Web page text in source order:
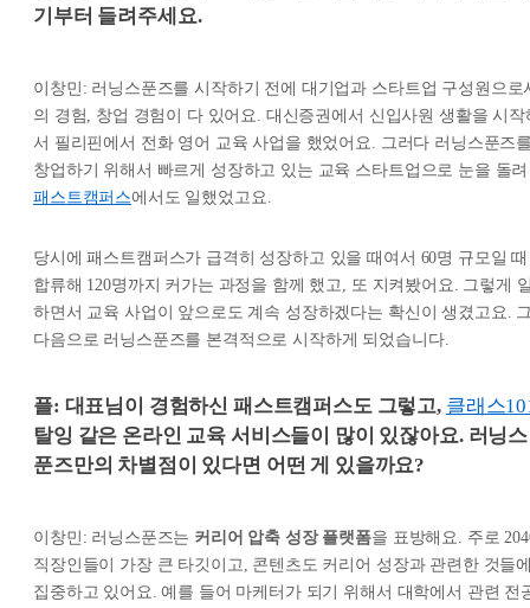
기부터 들려주세요.
이창민: 러닝스푼즈를 시작하기 전에 대기업과 스타트업 구성원으로
의 경험, 창업 경험이 다 있어요. 대신증권에서 신입사원 생활을 시작
서 필리핀에서 전화 영어 교육 사업을 했었어요. 그러다 러닝스푼즈
창업하기 위해서 빠르게 성장하고 있는 교육 스타트업으로 눈을 돌려
패스트캠퍼스에서도 일했었고요.
당시에 패스트캠퍼스가 급격히 성장하고 있을 때여서 60명 규모일 때
합류해 120명까지 커가는 과정을 함께 했고, 또 지켜봤어요. 그렇게
하면서 교육 사업이 앞으로도 계속 성장하겠다는 확신이 생겼고요.
다음으로 러닝스푼즈를 본격적으로 시작하게 되었습니다.
플: 대표님이 경험하신 패스트캠퍼스도 그렇고, 클래스
탈잉 같은 온라인 교육 서비스들이 많이 있잖아요. 러닝스
푼즈만의 차별점이 있다면 어떤 게 있을까요?
이창민: 러닝스푼즈는 커리어 압축 성장 플랫폼을 표방해요. 주로
직장인들이 가장 큰 타깃이고, 콘텐츠도 커리어 성장과 관련한 것들
집중하고 있어요. 예를 들어 마케터가 되기 위해서 대학에서 관련 전